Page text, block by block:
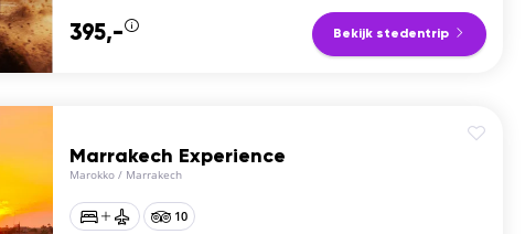
395,- Bekijk stedentrip
Marrakech Experience
Marokko / Marrakech
10